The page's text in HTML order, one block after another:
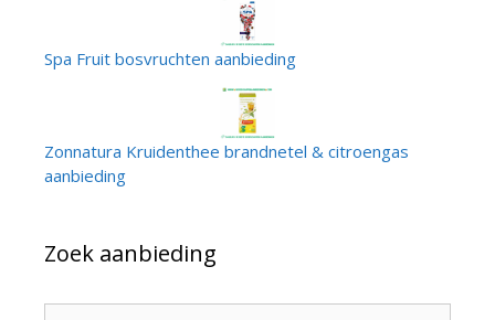
Spa Fruit bosvruchten aanbieding
Zonnatura Kruidenthee brandnetel & citroengas
aanbieding
Zoek aanbieding